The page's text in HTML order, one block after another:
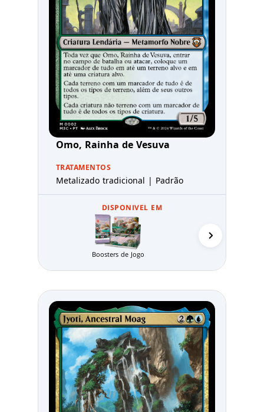
Omo, Rainha de Vesuva
TRATAMENTOS
Metalizado tradicional | Padrão
DISPONIVEL EM
Boosters de Jogo